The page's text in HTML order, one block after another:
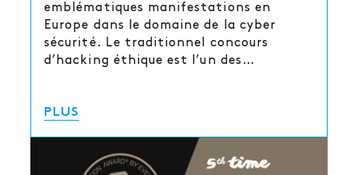
emblématiques manifestations en
Europe dans le domaine de la cyber
sécurité. Le traditionnel concours
d’hacking éthique est l’un des…
PLUS